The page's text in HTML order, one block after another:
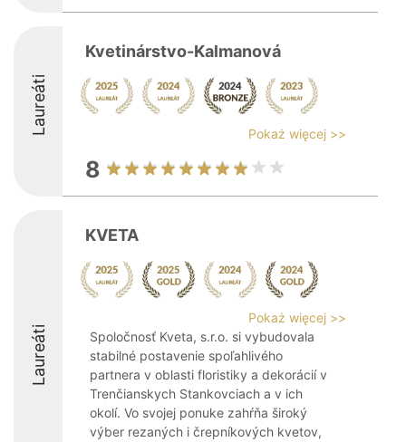
Laureáti
Kvetinárstvo-Kalmanová
Pokaż więcej >>
8
Laureáti
KVETA
Pokaż więcej >>
Spoločnosť Kveta, s.r.o. si vybudovala
stabilné postavenie spoľahlivého
partnera v oblasti floristiky a dekorácií v
Trenčianskych Stankovciach a v ich
okolí. Vo svojej ponuke zahŕňa široký
výber rezaných i črepníkových kvetov,